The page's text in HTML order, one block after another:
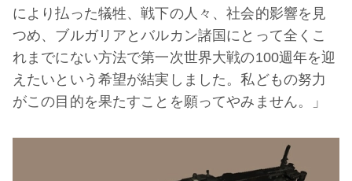
により払った犠牲、戦下の人々、社会的影響を見
つめ、ブルガリアとバルカン諸国にとって全くこ
れまでにない方法で第一次世界大戦の100週年を迎
えたいという希望が結実しました。私どもの努力
がこの目的を果たすことを願ってやみません。」